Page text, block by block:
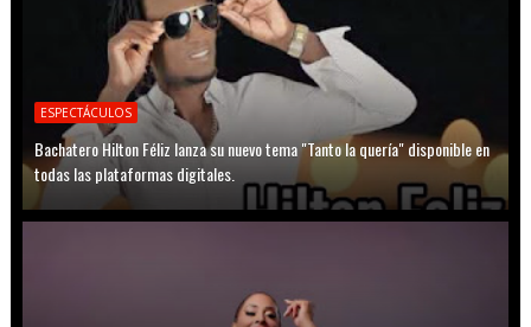
ESPECTÁCULOS
Bachatero Hilton Féliz lanza su nuevo tema "Tanto la quería" disponible en
todas las plataformas digitales.